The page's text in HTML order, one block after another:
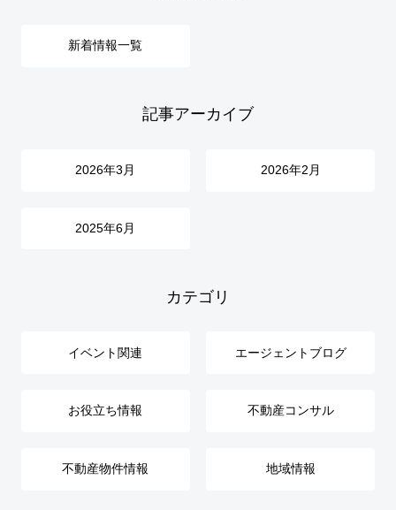
新着情報一覧
記事アーカイブ
2026年3月 2026年2月
2025年6月
カテゴリ
イベント関連 エージェントブログ
お役立ち情報 不動産コンサル
不動産物件情報 地域情報